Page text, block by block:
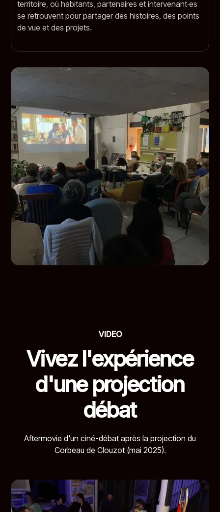
territoire, où habitants, partenaires et intervenant·es
se retrouvent pour partager des histoires, des points
de vue et des projets.
VIDEO
Vivez l'expérience
d'une projection
débat
Aftermovie d'un ciné-débat après la projection du
Corbeau de Clouzot (mai 2025).